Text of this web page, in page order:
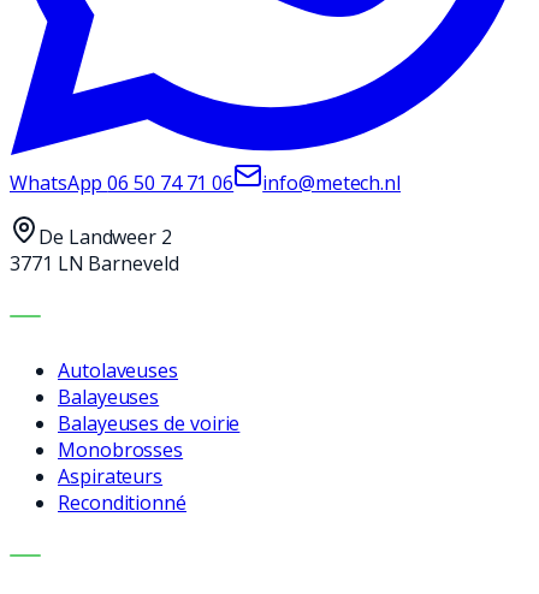
WhatsApp06 50 74 71 06 info@metech.nl
De Landweer 2
3771 LN Barneveld
MACHINES
Autolaveuses
Balayeuses
Balayeuses de voirie
Monobrosses
Aspirateurs
Reconditionné
SERVICES